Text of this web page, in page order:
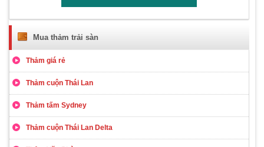
Mua thảm trải sàn
Thảm giá rẻ
Thảm cuộn Thái Lan
Thảm tấm Sydney
Thảm cuộn Thái Lan Delta